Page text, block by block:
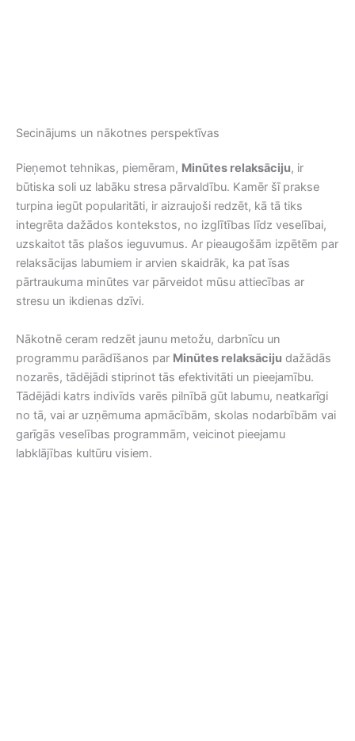
Secinājums un nākotnes perspektīvas
Pieņemot tehnikas, piemēram, Minūtes relaksāciju, ir
būtiska soli uz labāku stresa pārvaldību. Kamēr šī prakse
turpina iegūt popularitāti, ir aizraujoši redzēt, kā tā tiks
integrēta dažādos kontekstos, no izglītības līdz veselībai,
uzskaitot tās plašos ieguvumus. Ar pieaugošām izpētēm par
relaksācijas labumiem ir arvien skaidrāk, ka pat īsas
pārtraukuma minūtes var pārveidot mūsu attiecības ar
stresu un ikdienas dzīvi.
Nākotnē ceram redzēt jaunu metožu, darbnīcu un
programmu parādīšanos par Minūtes relaksāciju dažādās
nozarēs, tādējādi stiprinot tās efektivitāti un pieejamību.
Tādējādi katrs indivīds varēs pilnībā gūt labumu, neatkarīgi
no tā, vai ar uzņēmuma apmācībām, skolas nodarbībām vai
garīgās veselības programmām, veicinot pieejamu
labklājības kultūru visiem.